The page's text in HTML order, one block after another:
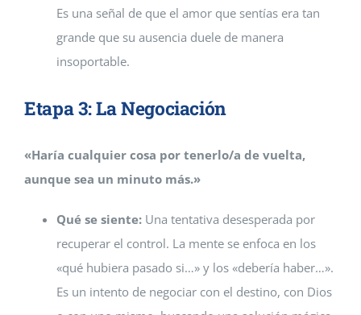
Es una señal de que el amor que sentías era tan
grande que su ausencia duele de manera
insoportable.
Etapa 3: La Negociación
«Haría cualquier cosa por tenerlo/a de vuelta,
aunque sea un minuto más.»
Qué se siente: Una tentativa desesperada por
recuperar el control. La mente se enfoca en los
«qué hubiera pasado si…» y los «debería haber…».
Es un intento de negociar con el destino, con Dios